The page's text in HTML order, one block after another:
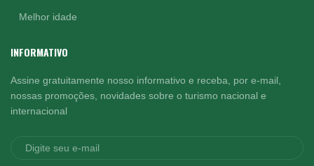
Melhor idade
INFORMATIVO
Assine gratuitamente nosso informativo e receba, por e-mail,
nossas promoções, novidades sobre o turismo nacional e
internacional